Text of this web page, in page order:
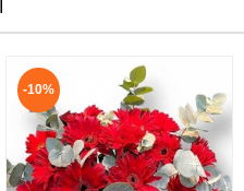
-10%